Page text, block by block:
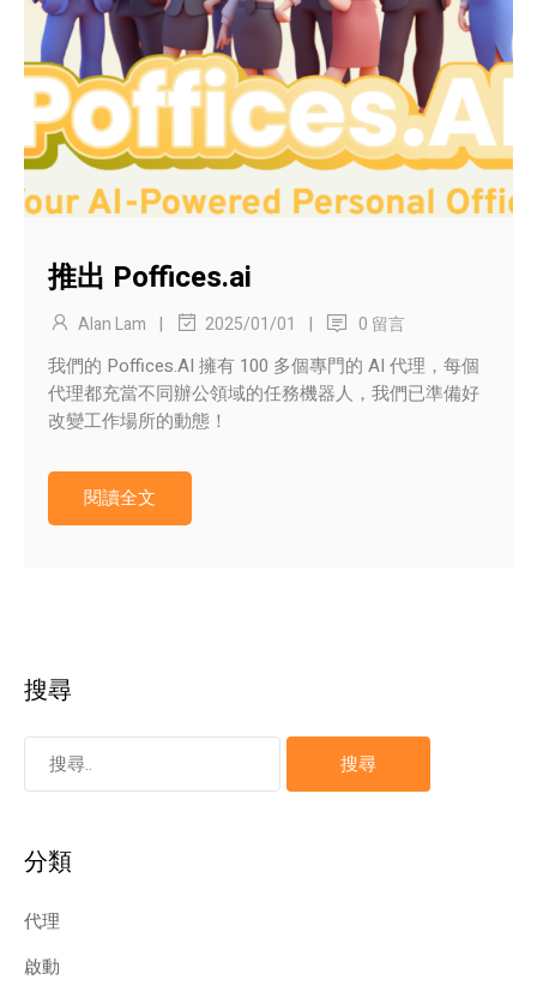
推出 Poffices.ai
Alan Lam | 2025/01/01 | 0 留言
我們的 Poffices.AI 擁有 100 多個專門的 AI 代理，每個
代理都充當不同辦公領域的任務機器人，我們已準備好
改變工作場所的動態！
閱讀全文
搜尋
分類
代理
啟動